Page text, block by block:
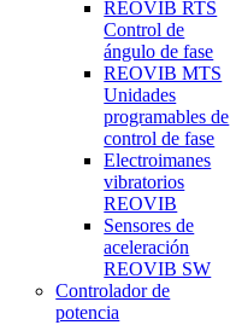
REOVIB RTS
Control de
ángulo de fase
REOVIB MTS
Unidades
programables de
control de fase
Electroimanes
vibratorios
REOVIB
Sensores de
aceleración
REOVIB SW
Controlador de
potencia